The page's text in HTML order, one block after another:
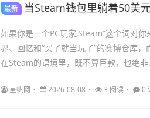
最新 当Steam钱包里躺着50美元，
如果你是一个PC玩家,Steam”这个词对
界、回忆和“买了就当玩了”的赛博仓库
在Steam的语境里，既不算巨款，也绝非
星帆网 2026-08-08 3 阅读 0